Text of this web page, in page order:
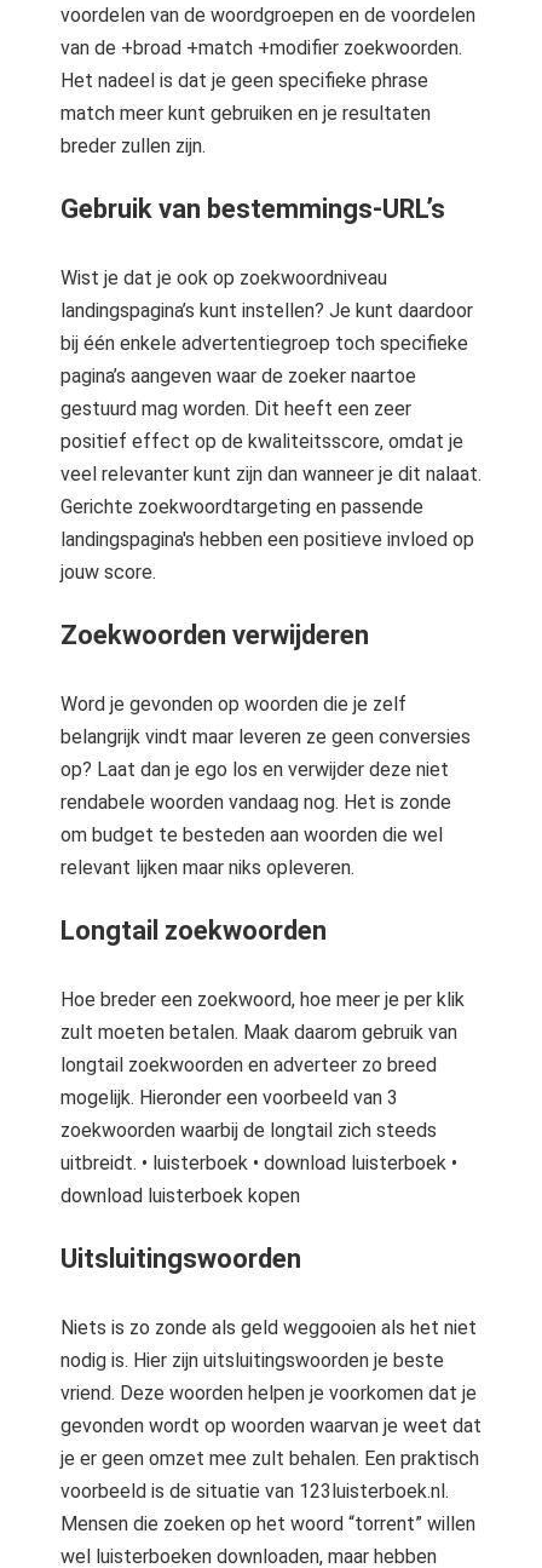
voordelen van de woordgroepen en de voordelen
van de +broad +match +modifier zoekwoorden.
Het nadeel is dat je geen specifieke phrase
match meer kunt gebruiken en je resultaten
breder zullen zijn.
Gebruik van bestemmings-URL’s
Wist je dat je ook op zoekwoordniveau
landingspagina’s kunt instellen? Je kunt daardoor
bij één enkele advertentiegroep toch specifieke
pagina’s aangeven waar de zoeker naartoe
gestuurd mag worden. Dit heeft een zeer
positief effect op de kwaliteitsscore, omdat je
veel relevanter kunt zijn dan wanneer je dit nalaat.
Gerichte zoekwoordtargeting en passende
landingspagina's hebben een positieve invloed op
jouw score.
Zoekwoorden verwijderen
Word je gevonden op woorden die je zelf
belangrijk vindt maar leveren ze geen conversies
op? Laat dan je ego los en verwijder deze niet
rendabele woorden vandaag nog. Het is zonde
om budget te besteden aan woorden die wel
relevant lijken maar niks opleveren.
Longtail zoekwoorden
Hoe breder een zoekwoord, hoe meer je per klik
zult moeten betalen. Maak daarom gebruik van
longtail zoekwoorden en adverteer zo breed
mogelijk. Hieronder een voorbeeld van 3
zoekwoorden waarbij de longtail zich steeds
uitbreidt. • luisterboek • download luisterboek •
download luisterboek kopen
Uitsluitingswoorden
Niets is zo zonde als geld weggooien als het niet
nodig is. Hier zijn uitsluitingswoorden je beste
vriend. Deze woorden helpen je voorkomen dat je
gevonden wordt op woorden waarvan je weet dat
je er geen omzet mee zult behalen. Een praktisch
voorbeeld is de situatie van 123luisterboek.nl.
Mensen die zoeken op het woord “torrent” willen
wel luisterboeken downloaden, maar hebben